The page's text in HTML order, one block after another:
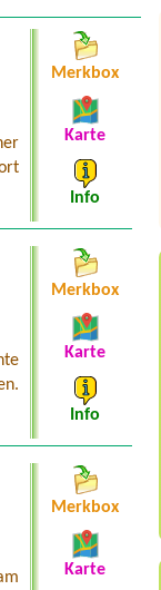
Merkbox
Karte
Info
Merkbox
Karte
Info
Merkbox
Karte